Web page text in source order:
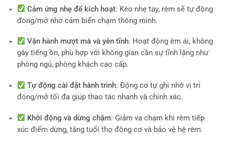
Cảm ứng nhẹ để kích hoạt: Kéo nhẹ tay, rèm sẽ tự động
đóng/mở nhờ cảm biến chạm thông minh.
Vận hành mượt mà và yên tĩnh: Hoạt động êm ái, không
gây tiếng ồn, phù hợp với không gian cần sự tĩnh lặng như
phòng ngủ, phòng khách cao cấp.
Tự động cài đặt hành trình: Động cơ tự ghi nhớ vị trí
đóng/mở tối đa giúp thao tác nhanh và chính xác.
Khởi động và dừng chậm: Giảm va chạm khi rèm tiếp
xúc điểm dừng, tăng tuổi thọ động cơ và bảo vệ hệ rèm.